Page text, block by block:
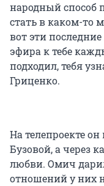
народный способ
стать в каком-то
вот эти
эфира к тебе
подходил, тебя
Гриценко.
На телепроекте
Бузовой, а через
любви. Омич
отношений у них